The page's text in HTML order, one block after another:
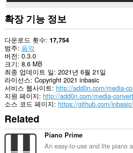
할
수
있
습
니
다.
This
extension
can
exchange
messages
with
programs
other
than
Opera.
확장 기능 정보
다운로드 횟수 17,754
범주 음악
버전 0.3.0
크기 8.6 MB
최종 업데이트 일 2021년 6월 21일
라이선스 Copyright 2021 inbasic
서비스 웹사이트 http://add0n.com/media-
지원 페이지 http://add0n.com/media-
소스 코드 페이지
Related
Piano Prime
An easy-to-use and lite piano